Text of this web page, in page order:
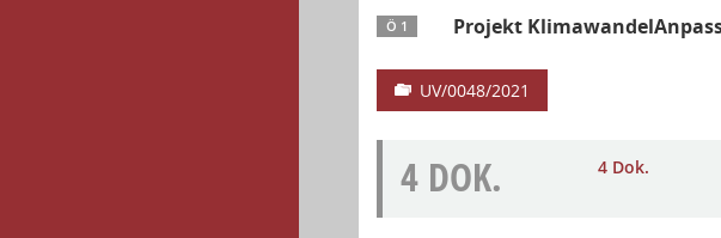
Ö 1 Projekt
UV/0048/2021
4 DOK. 4 Dok.